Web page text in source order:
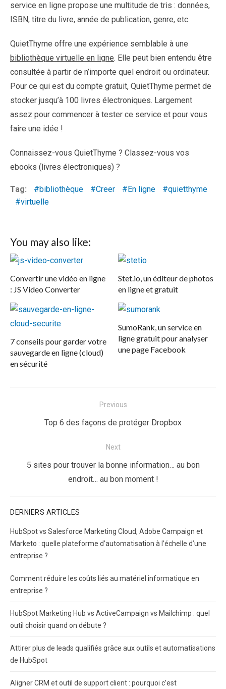
service en ligne propose une multitude de tris : données,
ISBN, titre du livre, année de publication, genre, etc.
QuietThyme offre une expérience semblable à une
bibliothèque virtuelle en ligne. Elle peut bien entendu être
consultée à partir de n’importe quel endroit ou ordinateur.
Pour ce qui est du compte gratuit, QuietThyme permet de
stocker jusqu’à 100 livres électroniques. Largement
assez pour commencer à tester ce service et pour vous
faire une idée !
Connaissez-vous QuietThyme ? Classez-vous vos
ebooks (livres électroniques) ?
Tag: bibliothèque Creer En ligne
quietthyme
virtuelle
You may also like:
Convertir une vidéo en ligne
: JS Video Converter
Stet.io, un éditeur de photos
en ligne et gratuit
7 conseils pour garder votre
sauvegarde en ligne (cloud)
en sécurité
SumoRank, un service en
ligne gratuit pour analyser
une page Facebook
Previous
Previous
Top 6 des façons de protéger Dropbox
Next
Next5 sites pour trouver la bonne information… au bon
endroit… au bon moment !
DERNIERS ARTICLES
HubSpot vs Salesforce Marketing Cloud, Adobe Campaign et
Marketo : quelle plateforme d’automatisation à l’échelle d’une
entreprise ?
Comment réduire les coûts liés au matériel informatique en
entreprise ?
HubSpot Marketing Hub vs ActiveCampaign vs Mailchimp : quel
outil choisir quand on débute ?
Attirer plus de leads qualifiés grâce aux outils et automatisations
de HubSpot
Aligner CRM et outil de support client : pourquoi c’est